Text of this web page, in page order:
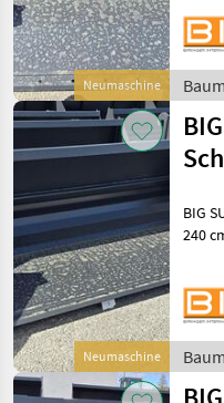
MODELL
Tieflöffel
40 cm
MARKTPLATZ
Marktplatz
Neumaschine
und
/ BIG
Neumaschine
BIG
240
m3
und
/ BIG